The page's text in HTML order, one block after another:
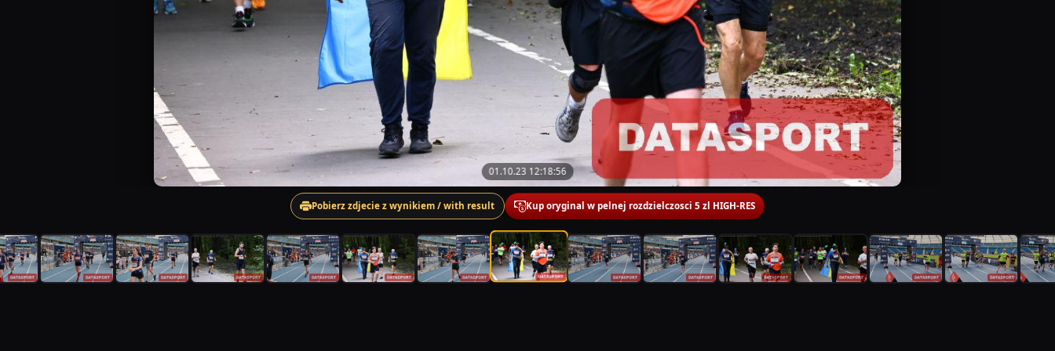
01.10.23 12:18:56
Pobierz zdjecie z wynikiem / with result Kup oryginal w pelnej rozdzielczosci 5 zl HIGH-RES